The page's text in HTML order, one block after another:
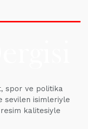
spor ve politika
sevilen isimleriyle
kalitesiyle